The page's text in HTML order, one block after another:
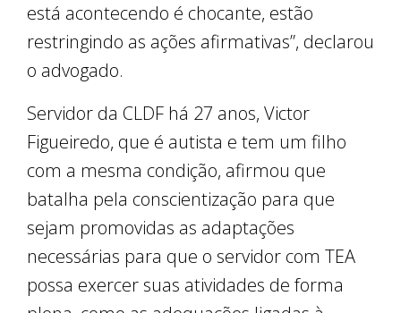
está acontecendo é chocante, estão
restringindo as ações afirmativas”, declarou
o advogado.
Servidor da CLDF há 27 anos, Victor
Figueiredo, que é autista e tem um filho
com a mesma condição, afirmou que
batalha pela conscientização para que
sejam promovidas as adaptações
necessárias para que o servidor com TEA
possa exercer suas atividades de forma